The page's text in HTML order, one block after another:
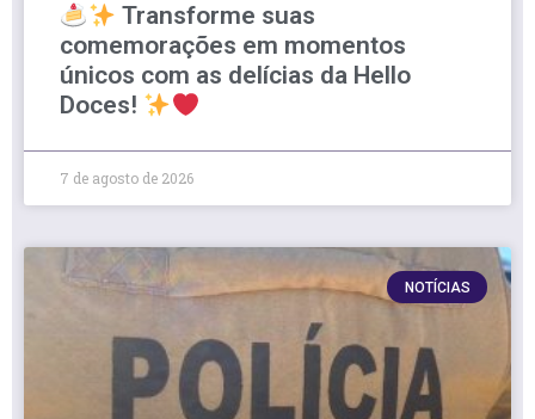
Transforme suas
comemorações em momentos
únicos com as delícias da Hello
Doces!
7 de agosto de 2026
NOTÍCIAS